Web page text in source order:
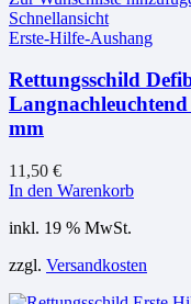
Schnellansicht
Erste-Hilfe-Aushang
Rettungsschild
mm
11,50 €
In den Warenkorb
inkl. 19 % MwSt.
zzgl. Versandkosten